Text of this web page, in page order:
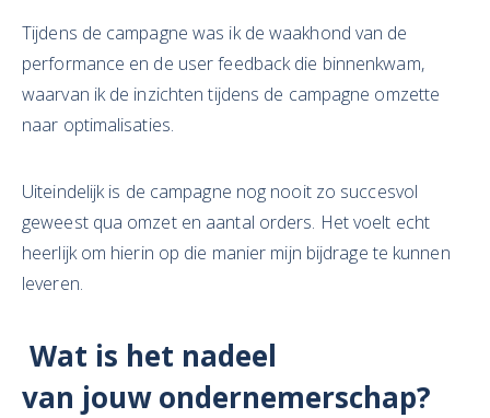
Tijdens de campagne was ik de waakhond van de
performance en de user feedback die binnenkwam,
waarvan ik de inzichten tijdens de campagne omzette
naar optimalisaties.
Uiteindelijk is de campagne nog nooit zo succesvol
geweest qua omzet en aantal orders. Het voelt echt
heerlijk om hierin op die manier mijn bijdrage te kunnen
leveren.
Wat is het nadeel
van jouwondernemerschap?